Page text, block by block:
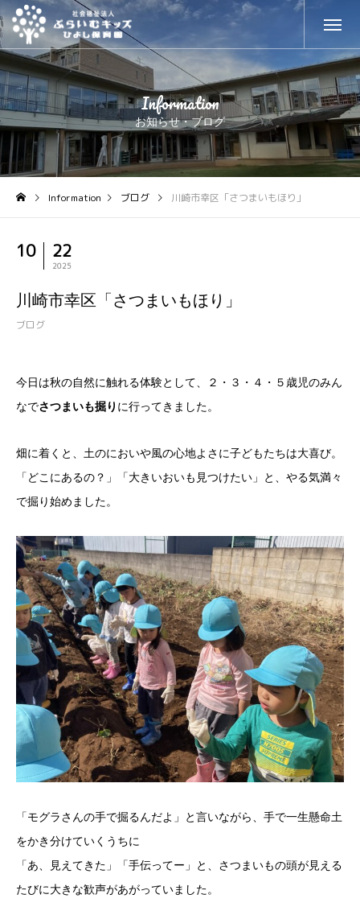
Information
お知らせ・ブログ
Information ブログ 川崎市幸区「さつまいもほり」
10 22
2025
川崎市幸区「さつまいもほり」
ブログ
今日は秋の自然に触れる体験として、２・３・４・５歳児のみん
なでさつまいも掘り に行ってきました。
畑に着くと、土のにおいや風の心地よさに子どもたちは大喜び。
「どこにあるの？」「大きいおいも見つけたい」と、やる気満々
で掘り始めました。
「モグラさんの手で掘るんだよ」と言いながら、手で一生懸命土
をかき分けていくうちに
「あ、見えてきた」「手伝ってー」と、さつまいもの頭が見える
たびに大きな歓声があがっていました。